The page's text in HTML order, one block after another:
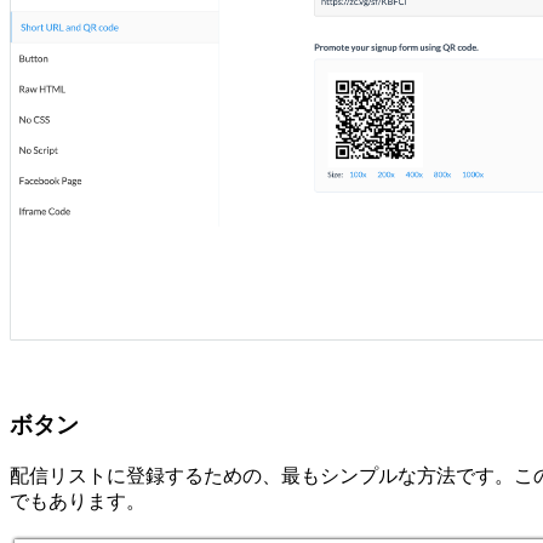
ボタン
配信リストに登録するための、最もシンプルな方法です。
でもあります。